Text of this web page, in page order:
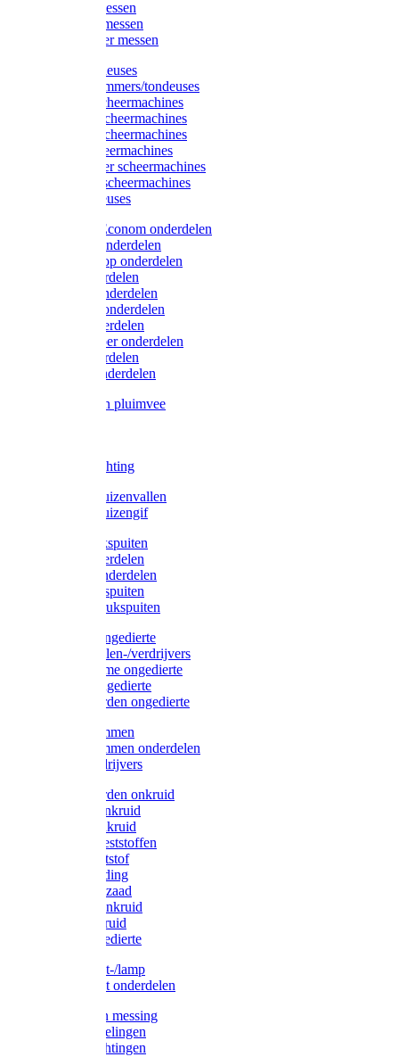
Heiniger messen
Constanta messen
FarmClipper messen
Moser tondeuses
Overige trimmers/tondeuses
Heiniger scheermachines
Hauptner scheermachines
Aesculap scheermachines
Liscop scheermachines
FarmClipper scheermachines
Constanta scheermachines
Wahl tondeuses
Aesculap/Econom onderdelen
Hauptner onderdelen
Lister/Liscop onderdelen
Eider onderdelen
Heiniger onderdelen
Constanta onderdelen
Moser onderdelen
Farm Clipper onderdelen
Oster onderdelen
TailWell onderdelen
Voerbakken pluimvee
LED verlichting
Ratten / Muizenvallen
Ratten / Muizengif
Gloria drukspuiten
Gloria onderdelen
Gardena onderdelen
Dario drukspuiten
Gardena drukspuiten
Diversen ongedierte
Insectenvallen-/verdrijvers
Protect Home ongedierte
Solabiol ongedierte
Protect Garden ongedierte
Mollenklemmen
Mollenklemmen onderdelen
Mollenverdrijvers
Protect Garden onkruid
Diversen onkruid
Solabiol onkruid
Solabiol meststoffen
Pokon meststof
Pokon voeding
Pokon graszaad
Roundup onkruid
Pokon onkruid
Pokon ongedierte
Vliegenkast-/lamp
Vliegenkast onderdelen
Zuigkorven messing
Geka koppelingen
Geka afdichtingen